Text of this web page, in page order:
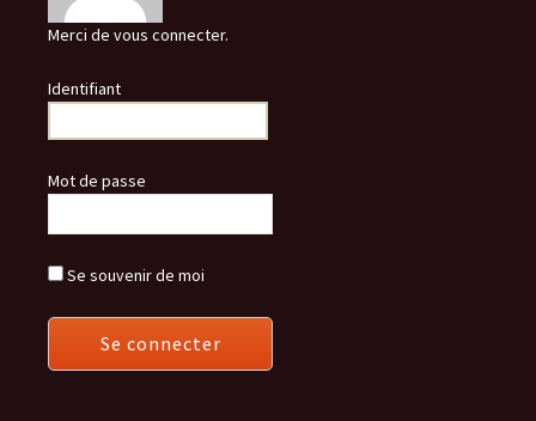
Merci de vous connecter.
Identifiant
Mot de passe
Se souvenir de moi